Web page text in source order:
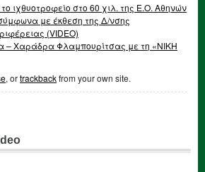
ιχθυοτροφείο στο 60 χιλ. της Ε.Ο. Αθηνών
με έκθεση της Δ/νσης
(VIDEO)
– Χαράδρα Φλαμπουρίτσας με τη «ΝΙΚΗ
, ortrackbackfrom your own site.